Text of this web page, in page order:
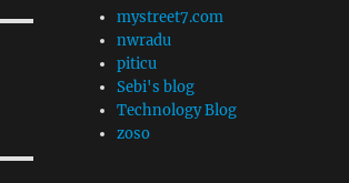
mystreet7.com
nwradu
piticu
Sebi's blog
Technology Blog
zoso